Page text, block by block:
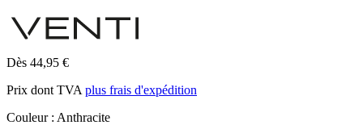
Dès 44,95 €
Prix dont TVA plus frais d'expédition
Couleur : Anthracite